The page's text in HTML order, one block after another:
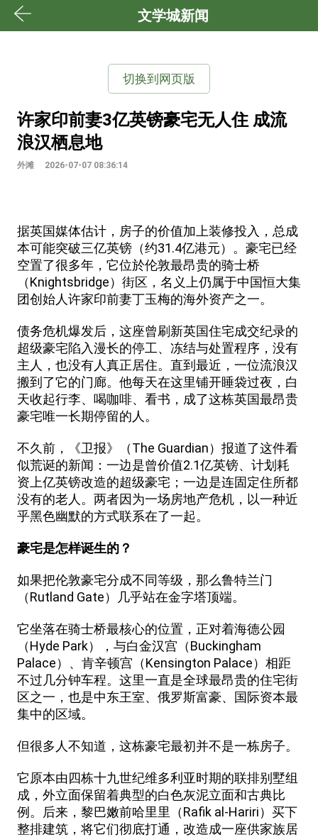
文学城新闻
切换到网页版
许家印前妻3亿英镑豪宅无人住 成流
浪汉栖息地
外滩 2026-07-07 08:36:14
据英国媒体估计，房子的价值加上装修投入，总成
本可能突破三亿英镑（约31.4亿港元）。豪宅已经
空置了很多年，它位於伦敦最昂贵的骑士桥
（Knightsbridge）街区，名义上仍属于中国恒大集
团创始人许家印前妻丁玉梅的海外资产之一。
债务危机爆发后，这座曾刷新英国住宅成交纪录的
超级豪宅陷入漫长的停工、冻结与处置程序，没有
主人，也没有人真正居住。直到最近，一位流浪汉
搬到了它的门廊。他每天在这里铺开睡袋过夜，白
天收起行李、喝咖啡、看书，成了这栋英国最昂贵
豪宅唯一长期停留的人。
不久前，《卫报》（The Guardian）报道了这件看
似荒诞的新闻：一边是曾价值2.1亿英镑、计划耗
资上亿英镑改造的超级豪宅；一边是连固定住所都
没有的老人。两者因为一场房地产危机，以一种近
乎黑色幽默的方式联系在了一起。
豪宅是怎样诞生的？
如果把伦敦豪宅分成不同等级，那么鲁特兰门
（Rutland Gate）几乎站在金字塔顶端。
它坐落在骑士桥最核心的位置，正对着海德公园
（Hyde Park），与白金汉宫（Buckingham
Palace）、肯辛顿宫（Kensington Palace）相距
不过几分钟车程。这里一直是全球最昂贵的住宅街
区之一，也是中东王室、俄罗斯富豪、国际资本最
集中的区域。
但很多人不知道，这栋豪宅最初并不是一栋房子。
它原本由四栋十九世纪维多利亚时期的联排别墅组
成，外立面保留着典型的白色灰泥立面和古典比
例。后来，黎巴嫩前哈里里（Rafik al-Hariri）买下
整排建筑，将它们彻底打通，改造成一座供家族居